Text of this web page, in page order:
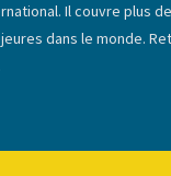
Il couvre plus
dans le monde.